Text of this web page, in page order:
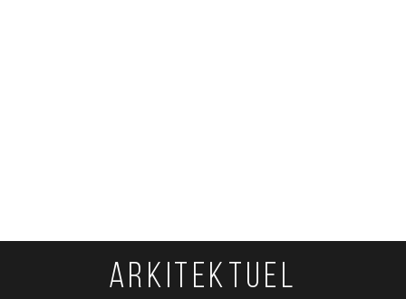
ARKITEKTUEL